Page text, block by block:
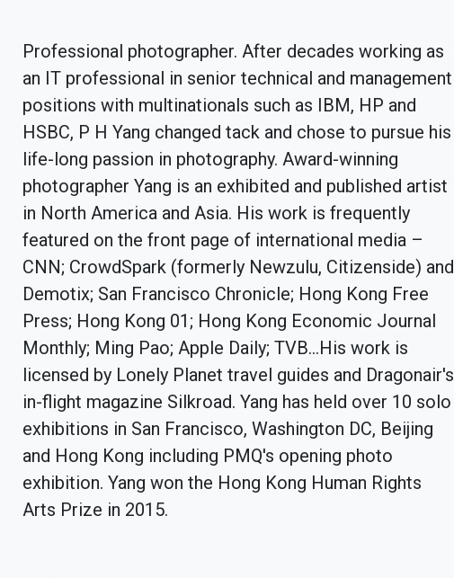
Professional photographer. After decades working as
an IT professional in senior technical and management
positions with multinationals such as IBM, HP and
HSBC, P H Yang changed tack and chose to pursue his
life-long passion in photography. Award-winning
photographer Yang is an exhibited and published artist
in North America and Asia. His work is frequently
featured on the front page of international media –
CNN; CrowdSpark (formerly Newzulu, Citizenside) and
Demotix; San Francisco Chronicle; Hong Kong Free
Press; Hong Kong 01; Hong Kong Economic Journal
Monthly; Ming Pao; Apple Daily; TVB...His work is
licensed by Lonely Planet travel guides and Dragonair's
in-flight magazine Silkroad. Yang has held over 10 solo
exhibitions in San Francisco, Washington DC, Beijing
and Hong Kong including PMQ's opening photo
exhibition. Yang won the Hong Kong Human Rights
Arts Prize in 2015.